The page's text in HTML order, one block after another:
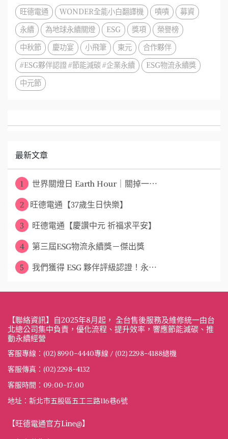
旺德電通 WONDER全能小白翻譯機 嘖嘖
募資
永續
為地球永續關燈 ESG 獎項
榮譽榜
中秋節
慶功宴 小飛筆 東元
合作夥伴
#ESG夥伴認證 #節能減碳 #企業永續
ESG物流永續獎
中元節
最新文章
1 世界關燈日 Earth Hour｜關掉一⋯
2 ​旺德電通【37歲生日快樂】
3 旺德電通【慶讚中元 祈福求平安】
4 第三屆ESG物流永續獎－傑出獎
5 ​ 我們獲得 ESG 夥伴評級認證！永⋯
【聯絡資訊】自2025年8月起， 全台售後服務及維修統一由台
北總公司集中負責，優化流程、提升效率，響應節能減碳、推
動永續經營
客服專線：(02) 8990-4440專線 / (02) 2298-4188總機
客服傳真：(02) 2298-4132
客服時間：09:00-17:00
地址：新北市五股區五工三路116巷6號
【旺德電通官方Line@】